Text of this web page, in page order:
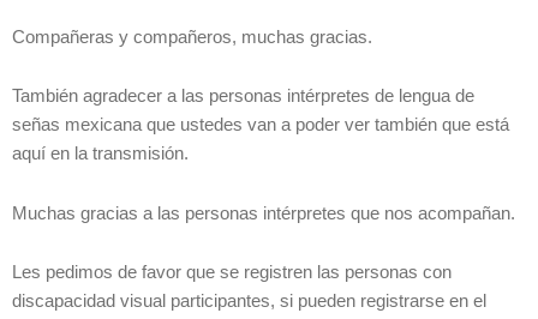
Compañeras y compañeros, muchas gracias.
También agradecer a las personas intérpretes de lengua de
señas mexicana que ustedes van a poder ver también que está
aquí en la transmisión.
Muchas gracias a las personas intérpretes que nos acompañan.
Les pedimos de favor que se registren las personas con
discapacidad visual participantes, si pueden registrarse en el